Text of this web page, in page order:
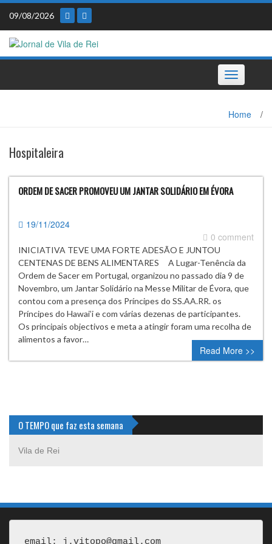
Skip
content
09/08/2026
Toggle
navigation
Home /
Hospitaleira
ORDEM DE SACER PROMOVEU UM JANTAR SOLIDÁRIO EM ÉVORA
19/11/2024
0 comment
INICIATIVA TEVE UMA FORTE ADESÃO E JUNTOU
CENTENAS DE BENS ALIMENTARES A Lugar-Tenência da
Ordem de Sacer em Portugal, organizou no passado dia 9 de
Novembro, um Jantar Solidário na Messe Militar de Évora, que
contou com a presença dos Príncipes do SS.AA.RR. os
Príncipes do Hawai’i e com várias dezenas de participantes.
Os principais objectivos e meta a atingir foram uma recolha de
alimentos a favor…
Read More >>
O TEMPO que faz esta semana
Vila de Rei